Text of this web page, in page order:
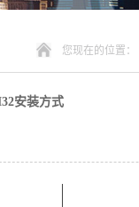
您现在的位置：
安装方式